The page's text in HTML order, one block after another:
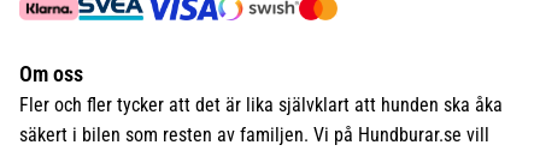
Om oss
Fler och fler tycker att det är lika självklart att hunden ska åka
säkert i bilen som resten av familjen. Vi på Hundburar.se vill